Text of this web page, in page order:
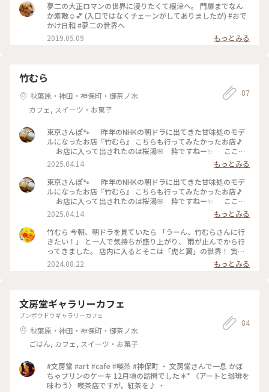
夢二の大正ロマンの世界に浸りたくて根津へ。 門扉までなん
か素敵☺️💕 (入口ではなくチェーンがしてありましたが) #おで
かけ日和 #夢二の世界へ
2019.05.09
もっとみる
竹むら
秋葉原・神田・神保町・御茶ノ水
カフェ, スイーツ・お菓子
87
東京さんぽ🐾 昨年のNHKの朝ドラに出てきた甘味処のモデ
ルになったお店『竹むら』 こちらも行ってみたかったお店🎵
お店に入って出されたのは桜湯🌸 粋ですねー✨ ここで
もクリームあんみつを食べる😅 メニューで迷うと、だいたい
決まったものを食べてしまう私💦 でもとっても美味しかっ
た！アンコばんざい🙌 写真は手元のみOKでした。 夕方に来
店したのですが、次々とお客さんが。さすが老舗の人気店でし
た。 #東京都 #レトロ #昭和 #虎に翼
2025.04.14
もっとみる
東京さんぽ🐾 昨年のNHKの朝ドラに出てきた甘味処のモデ
ルになったお店『竹むら』 こちらも行ってみたかったお店🎵
お店に入って出されたのは桜湯🌸 粋ですねー✨ ここで
もクリームあんみつを食べる😅 メニューで迷うと、だいたい
決まったものを食べてしまう私💦 でもとっても美味しかっ
た！アンコばんざい🙌 写真は手元のみOKでした。 夕方に来
店したのですが、次々とお客さんが。さすが老舗の人気店でし
た。 #東京都 #レトロ #昭和 #虎に翼
2025.04.14
もっとみる
竹むら 今朝、朝ドラを見ていたら 「うーん、竹むらさんに行
きたい！」 と一人で気持ちが盛り上がり、 雨が止んでから行
ってきました。 店内に入るとそこは「虎と翼」の世界！ 寅子
の仲間がいまにも出てきそうです。 素敵ユーザーさんも のれ
ん横の「氷しるこ」「揚まんじゅう」に心惹かれたとありまし
「どうぞ」と出てきた氷しるこ。 「あー、この大きさならた
べれる！」 このぐらいの大きさが私にはちょうどよい感じで
す。 氷の下にはこしあんと白玉がたっぷり入っています。 あ
んこは甘すぎなくて美味しい！ 梅子さんのあんこは桂場さん
に認められたのね。きっと。 なんて一人でニヤニヤしながら
美味しくいただきました。 帰りに近江屋洋菓子店さんで、
できました✨ #神田 #竹むら #氷しるこ #ことりっぷ2024 #揚
げまんじゅうは #帰ってすぐに #食べちゃいました
2024.08.22 もっとみる
文房堂ギャラリーカフェ
ブンボウドウギャラリーカフェ
秋葉原・神田・神保町・御茶ノ水
ごはん, カフェ, スイーツ・お菓子
84
#文房堂 #art #cafe #喫茶 #神保町 ・ 文房堂さんで一息 かぼ
ちゃプリンのケーキ 12月頃の訪問でした＊* 〈アートと珈琲を
味わう〉 喫茶店ですが，紅茶を♪ ・